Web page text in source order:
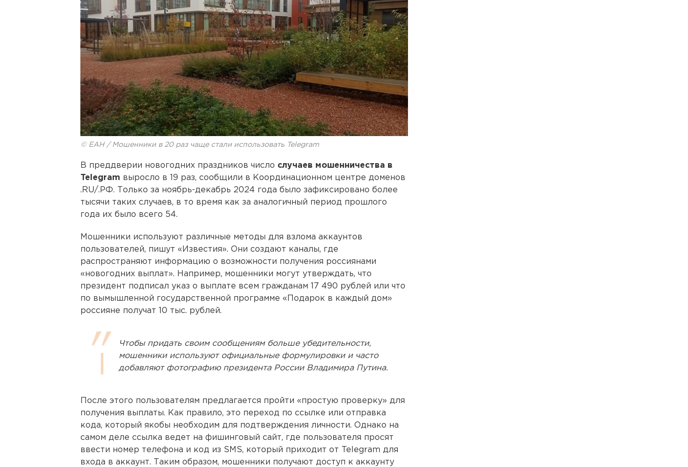
© ЕАН / Мошенники в 20 раз чаще стали использовать Telegram
В преддверии новогодних праздников число случаев мошенничества в
Telegram выросло в 19 раз, сообщили в Координационном центре доменов
.RU/.РФ. Только за ноябрь-декабрь 2024 года было зафиксировано более
тысячи таких случаев, в то время как за аналогичный период прошлого
года их было всего 54.
Мошенники используют различные методы для взлома аккаунтов
пользователей, пишут «Известия». Они создают каналы, где
распространяют информацию о возможности получения россиянами
«новогодних выплат». Например, мошенники могут утверждать, что
президент подписал указ о выплате всем гражданам 17 490 рублей или что
по вымышленной государственной программе «Подарок в каждый дом»
россияне получат 10 тыс. рублей.
Чтобы придать своим сообщениям больше убедительности,
мошенники используют официальные формулировки и часто
добавляют фотографию президента России Владимира Путина.
После этого пользователям предлагается пройти «простую проверку» для
получения выплаты. Как правило, это переход по ссылке или отправка
кода, который якобы необходим для подтверждения личности. Однако на
самом деле ссылка ведет на фишинговый сайт, где пользователя просят
ввести номер телефона и код из SMS, который приходит от Telegram для
входа в аккаунт. Таким образом, мошенники получают доступ к аккаунту